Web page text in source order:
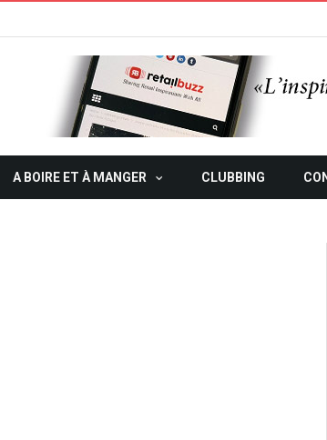
A BOIRE ET À MANGER CLUBBING